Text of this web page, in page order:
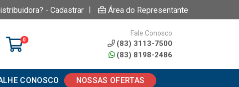
- Cadastrar | Área do Representante
0
Fale Conosco
(83) 3113-7500
(83) 8198-2486
CONOSCO NOSSAS OFERTAS